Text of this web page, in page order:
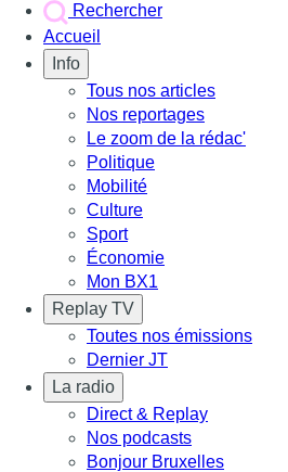
Rechercher
Accueil
Info
Tous nos articles
Nos reportages
Le zoom de la rédac'
Politique
Mobilité
Culture
Sport
Économie
Mon BX1
Replay TV
Toutes nos émissions
Dernier JT
La radio
Direct & Replay
Nos podcasts
Bonjour Bruxelles